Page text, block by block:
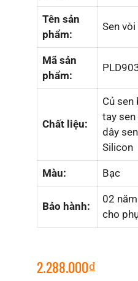
Tên sản
phẩm:
Sen
Mã sản
phẩm:
Chất liệu:
Củ sen
tay sen
dây
Silicon
Màu: Bạc
Bảo hành:
02
cho
2.288.000₫